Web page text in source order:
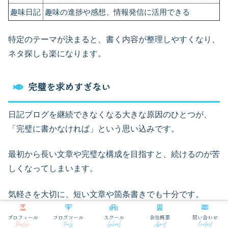
趣味日記 趣味の進捗や感想、情報発信に活用できる
特定のテーマが決まると、書く内容が整理しやすくなり、
ネタ探しも楽になります。
完璧を求めすぎない
日記ブログを継続できなくなる大きな原因のひとつが、
「完璧に書かなければ」という思い込みです。
最初から長い文章や完璧な構成を目指すと、続けるのが苦
しくなってしまいます。
気軽さを大切に、短い文章や箇条書きでも十分です。
その日の出来事を一言だけ記録する
プロフィール
Profile
ブログツール
Tools
スクール
School
会社概要
About
問い合わせ
Contact